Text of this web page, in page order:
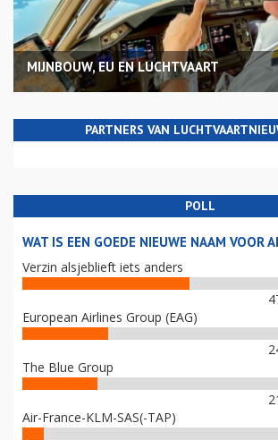
MIJNBOUW, EU EN LUCHTVAART
PARTNERS VAN
POLL
WAT IS EEN GOEDE NIEUWE NAAM VOOR
Verzin alsjeblieft iets anders
European Airlines Group (EAG)
The Blue Group
Air-France-KLM-SAS(-TAP)